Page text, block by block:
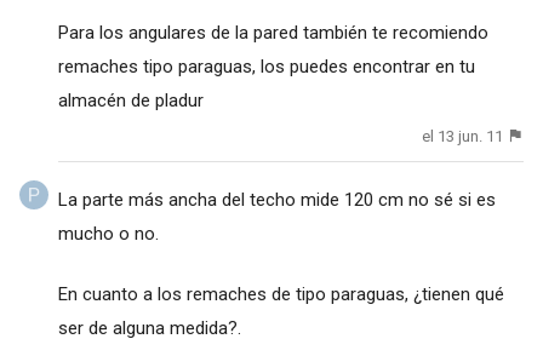
Para los angulares de la pared también te recomiendo
remaches tipo paraguas, los puedes encontrar en tu
almacén de pladur
el 13 jun. 11
La parte más ancha del techo mide 120 cm no sé si es
mucho o no.
En cuanto a los remaches de tipo paraguas, ¿tienen qué
ser de alguna medida?.